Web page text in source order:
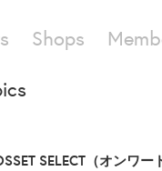
Shops
SELECT（オン